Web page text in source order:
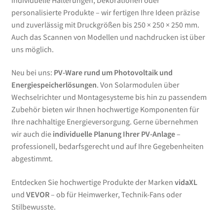
personalisierte Produkte – wir fertigen Ihre Ideen präzise
und zuverlässig mit Druckgrößen bis 250 × 250 × 250 mm.
Auch das Scannen von Modellen und nachdrucken ist über
uns möglich.
Neu bei uns: PV-Ware rund um Photovoltaik und
Energiespeicherlösungen. Von Solarmodulen über
Wechselrichter und Montagesysteme bis hin zu passendem
Zubehör bieten wir Ihnen hochwertige Komponenten für
Ihre nachhaltige Energieversorgung. Gerne übernehmen
wir auch die individuelle Planung Ihrer PV-Anlage–
professionell, bedarfsgerecht und auf Ihre Gegebenheiten
abgestimmt.
Entdecken Sie hochwertige Produkte der Marken vidaXL
und VEVOR– ob für Heimwerker, Technik-Fans oder
Stilbewusste.